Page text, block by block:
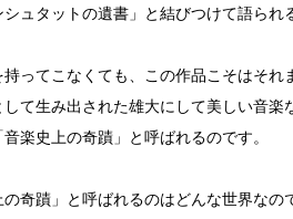
ュタットの遺書」と結びつけて語ら
ってこなくても、この作品こそはそ
て生み出された雄大にして美しい音楽
楽史上の奇蹟」と呼ばれるのです。
奇蹟」と呼ばれるのはどんな世界なの